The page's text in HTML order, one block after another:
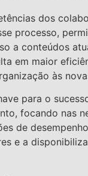
dos
processo,
a conteúdos
em maior
às
para o
focando nas
de
e a